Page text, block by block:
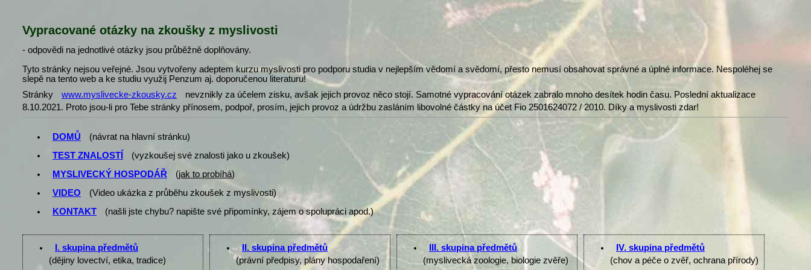
Vypracované otázky na zkoušky z myslivosti
- odpovědi na jednotlivé otázky jsou průběžně doplňovány.
Tyto stránky nejsou veřejné. Jsou vytvořeny adeptem kurzu myslivosti pro podporu studia v nejlepším vědomí a svědomí, přesto nemusí obsahovat správné a úplné informace. Nespoléhej se
slepě na tento web a ke studiu využij Penzum aj. doporučenou literaturu!
Stránky
www.myslivecke-zkousky.cz
nevznikly za účelem zisku, avšak jejich provoz něco stojí. Samotné vypracování otázek zabralo mnoho desítek hodin času. Poslední aktualizace
8.10.2021. Proto jsou-li pro Tebe stránky přínosem, podpoř, prosím, jejich provoz a údržbu zasláním libovolné částky na účet Fio 2501624072 / 2010. Díky a myslivosti zdar!
DOMŮ
(návrat na hlavní stránku)
TEST ZNALOSTÍ
(vyzkoušej své znalosti jako u zkoušek)
MYSLIVECKÝ HOSPODÁŘ
(jak to probíhá)
VIDEO
(Video ukázka z průběhu zkoušek z myslivosti)
KONTAKT
(našli jste chybu? napište své připomínky, zájem o spolupráci apod.)
I. skupina předmětů
(dějiny lovectví, etika, tradice)
II. skupina předmětů
(právní předpisy, plány hospodaření)
III. skupina předmětů
(myslivecká zoologie, biologie zvěře)
IV. skupina předmětů
(chov a péče o zvěř, ochrana přírody)